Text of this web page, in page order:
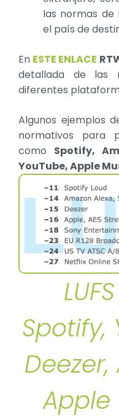
las normas de
el país de
En ESTE ENLACE
detallada de las
diferentes
Algunos ejemplos
normativos para
como Spotify,
YouTube, Apple
Spotify,
Apple